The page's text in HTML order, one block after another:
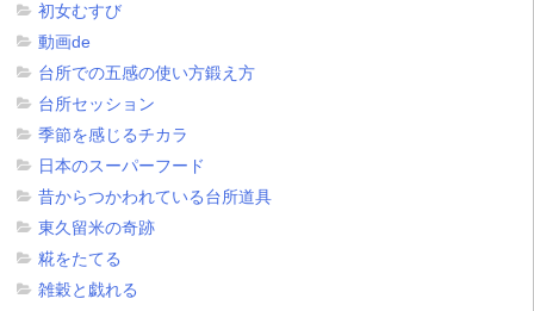
初女むすび
動画de
台所での五感の使い方鍛え方
台所セッション
季節を感じるチカラ
日本のスーパーフード
昔からつかわれている台所道具
東久留米の奇跡
糀をたてる
雑穀と戯れる